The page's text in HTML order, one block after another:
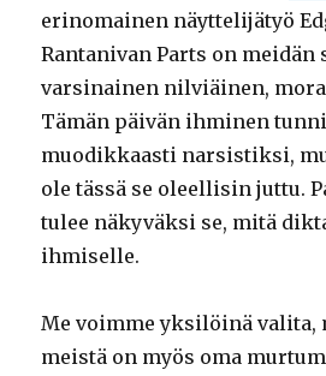
erinomainen näyttelijätyö
Rantanivan Parts on
varsinainen nilviäinen,
Tämän päivän ihminen
muodikkaasti narsistiksi,
ole tässä se oleellisin juttu.
tulee näkyväksi se, mitä
ihmiselle.
Me voimme yksilöinä valita,
meistä on myös oma